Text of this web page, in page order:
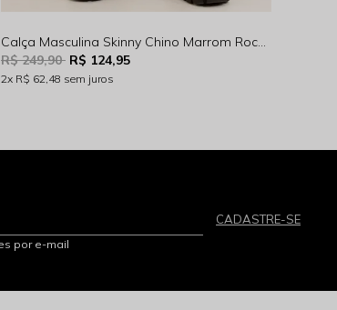
Calça Masculina Skinny Chino Marrom Rocksham - 251029-90000
R$ 249,90 R$ 124,95
2x R$ 62,48 sem juros
CADASTRE-SE
por e-mail